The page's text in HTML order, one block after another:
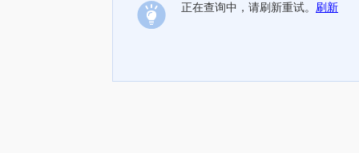
正在查询中，请刷新重试。 刷新